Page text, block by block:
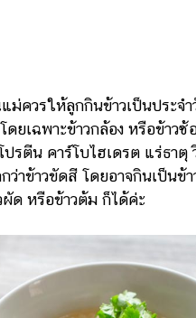
ให้ลูกกินข้าวเป็นประจำ
ยเฉพาะข้าวกล้อง หรือข้าวซ้
ปรตีน คาร์โบไฮเดรต แร่ธาตุ
ว่าข้าวขัดสี โดยอาจกินเป็นข้
ผัด หรือข้าวต้ม ก็ได้ค่ะ